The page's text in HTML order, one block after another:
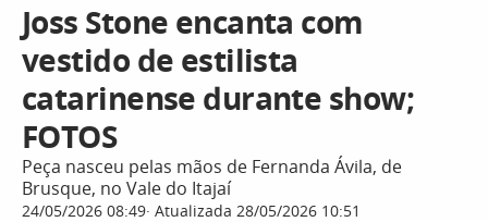
Joss Stone encanta com
vestido de estilista
catarinense durante show;
FOTOS
Peça nasceu pelas mãos de Fernanda Ávila, de
Brusque, no Vale do Itajaí
24/05/2026 08:49 Atualizada 28/05/2026 10:51